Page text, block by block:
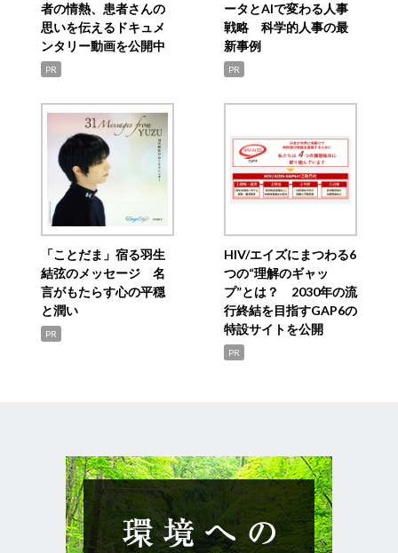
者の情熱、患者さんの
思いを伝えるドキュメ
ンタリー動画を公開中
PR
ータとAIで変わる人事
戦略 科学的人事の最
新事例
PR
「ことだま」宿る羽生
結弦のメッセージ 名
言がもたらす心の平穏
と潤い
PR
HIV/エイズにまつわる6
つの“理解のギャッ
プ”とは？ 2030年の流
行終結を目指すGAP6の
特設サイトを公開
PR